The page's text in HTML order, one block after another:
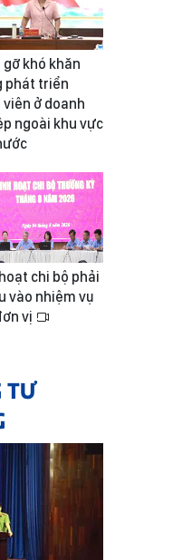
gỡ khó khăn
phát triển
viên ở doanh
ngoài khu vực
chi bộ phải
vào nhiệm vụ
vị
TƯ